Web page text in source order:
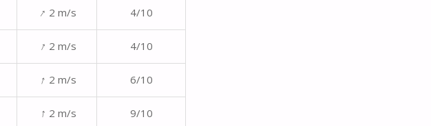
↑2 m/s 4/10
↑ 2 m/s 4/10
↑ 2 m/s 6/10
↑ 2 m/s 9/10